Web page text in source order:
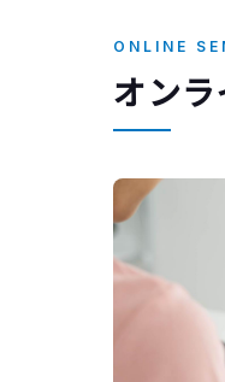
ONLINE
オン